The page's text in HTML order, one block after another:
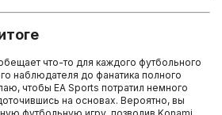
что-то для каждого футбольного
наблюдателя до фанатика полного
чтобы EA Sports потратил немного
на основах. Вероятно, вы